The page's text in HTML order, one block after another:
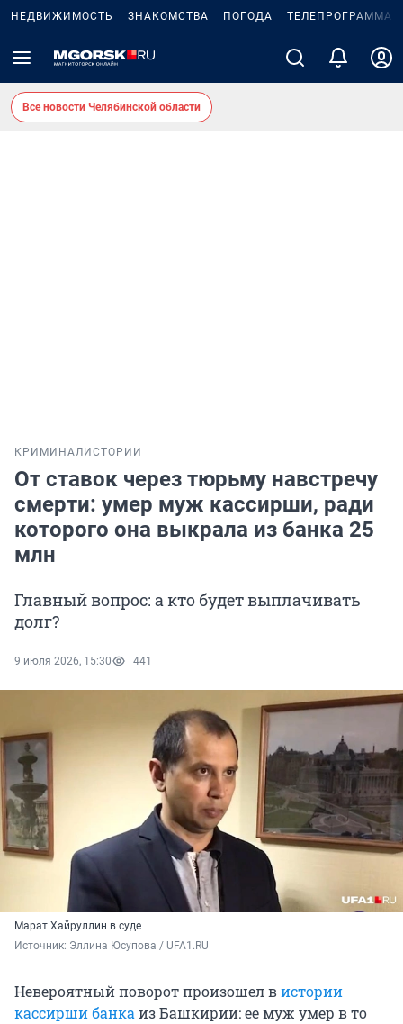
НЕДВИЖИМОСТЬ ЗНАКОМСТВА ПОГОДА ТЕЛЕПРОГРАММА
Все новости Челябинской области
КРИМИНАЛ ИСТОРИИ
От ставок через тюрьму навстречу
смерти: умер муж кассирши, ради
которого она выкрала из банка 25
млн
Главный вопрос: а кто будет выплачивать
долг?
9 июля 2026, 15:30 441
Марат Хайруллин в суде
Источник: Эллина Юсупова / UFA1.RU
Невероятный поворот произошел вистории
кассирши банкаиз Башкирии: ее муж умер в то